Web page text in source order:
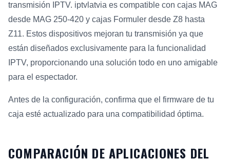
transmisión IPTV. iptvlatvia es compatible con cajas MAG
desde MAG 250-420 y cajas Formuler desde Z8 hasta
Z11. Estos dispositivos mejoran tu transmisión ya que
están diseñados exclusivamente para la funcionalidad
IPTV, proporcionando una solución todo en uno amigable
para el espectador.
Antes de la configuración, confirma que el firmware de tu
caja esté actualizado para una compatibilidad óptima.
COMPARACIÓN DE APLICACIONES DEL